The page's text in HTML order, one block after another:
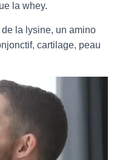
la whey.
la lysine, un amino
cartilage, peau